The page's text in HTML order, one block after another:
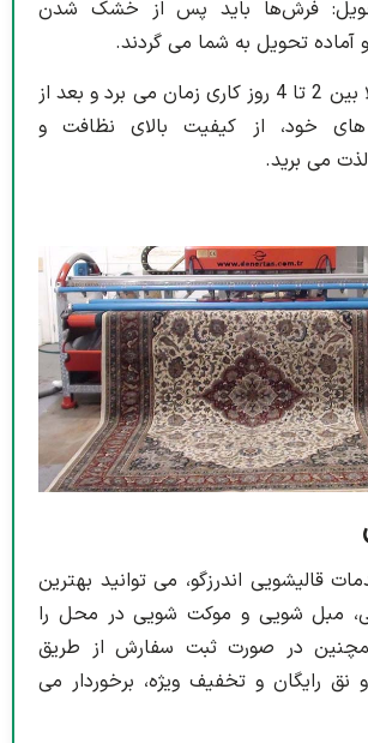
فرش‌ها باید پس از خشک شدن
آماده تحویل به شما می گردند.
این فرایند معمولا بین 2 تا 4 روز کاری زمان می برد و بعد از
خود، از کیفیت بالای نظافت و
می برید.
قالیشویی اندرزگو، می توانید بهترین
مبل شویی و موکت شویی در محل را
در صورت ثبت سفارش از طریق
رایگان و تخفیف ویژه، برخوردار می